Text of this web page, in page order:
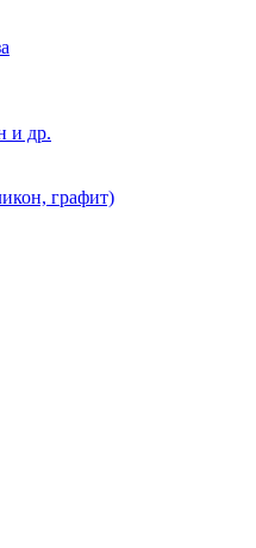
и др.
графит)